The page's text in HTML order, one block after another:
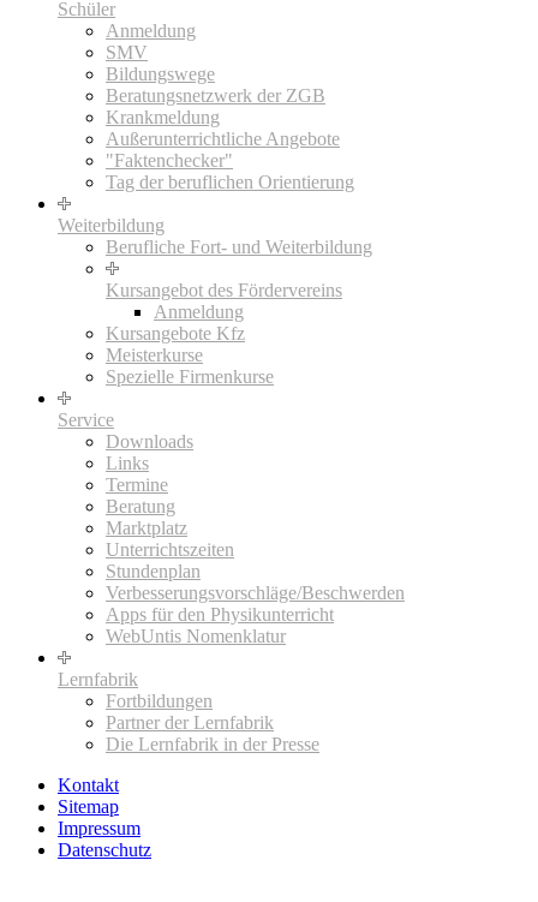
Schüler
Anmeldung
SMV
Bildungswege
Beratungsnetzwerk der ZGB
Krankmeldung
Außerunterrichtliche Angebote
"Faktenchecker"
Tag der beruflichen Orientierung
Weiterbildung
Berufliche Fort- und Weiterbildung
Kursangebot des Fördervereins
Anmeldung
Kursangebote Kfz
Meisterkurse
Spezielle Firmenkurse
Service
Downloads
Links
Termine
Beratung
Marktplatz
Unterrichtszeiten
Stundenplan
Verbesserungsvorschläge/Beschwerden
Apps für den Physikunterricht
WebUntis Nomenklatur
Lernfabrik
Fortbildungen
Partner der Lernfabrik
Die Lernfabrik in der Presse
Kontakt
Sitemap
Impressum
Datenschutz